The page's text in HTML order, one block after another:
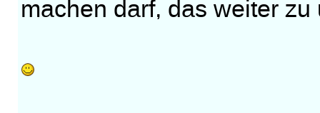
machen darf, das weiter zu